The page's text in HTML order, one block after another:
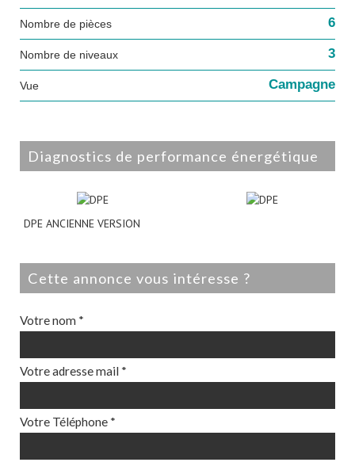
Nombre de pièces 6
Nombre de niveaux 3
Vue Campagne
diagnostics de performance énergétique
DPE ANCIENNE VERSION
cette annonce vous intéresse ?
Votre nom *
Votre adresse mail *
Votre Téléphone *